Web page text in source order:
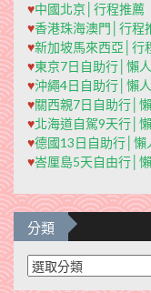
♥中國北京│行程推薦
♥香港珠海澳門│行程
♥新加坡馬來西亞│行
♥東京7日自助行│懶
♥沖繩4日自助行│懶
♥關西親7日自助行│
♥北海道自駕9天行│
♥德國13日自助行│懶
♥峇厘島5天自由行│
分類
分
類